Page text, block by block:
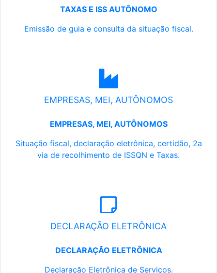
TAXAS E ISS AUTÔNOMO
Emissão de guia e consulta da situação fiscal.
EMPRESAS, MEI, AUTÔNOMOS
EMPRESAS, MEI, AUTÔNOMOS
Situação fiscal, declaração eletrônica, certidão, 2a
via de recolhimento de ISSQN e Taxas.
DECLARAÇÃO ELETRÔNICA
DECLARAÇÃO ELETRÔNICA
Declaração Eletrônica de Serviços.